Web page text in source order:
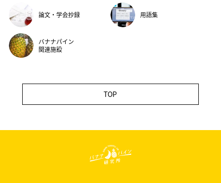
論文・学会抄録 用語集
バナナパイン
関連施設
TOP